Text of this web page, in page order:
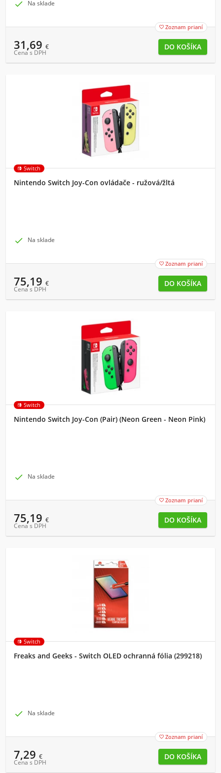
 Na sklade
 Zoznam prianí
31,69 €
Cena s DPH
Switch
Nintendo Switch Joy-Con ovládače - ružová/žltá
 Na sklade
 Zoznam prianí
75,19 €
Cena s DPH
Switch
Nintendo Switch Joy-Con (Pair) (Neon Green - Neon Pink)
 Na sklade
 Zoznam prianí
75,19 €
Cena s DPH
Switch
Freaks and Geeks - Switch OLED ochranná fólia (299218)
 Na sklade
 Zoznam prianí
7,29 €
Cena s DPH